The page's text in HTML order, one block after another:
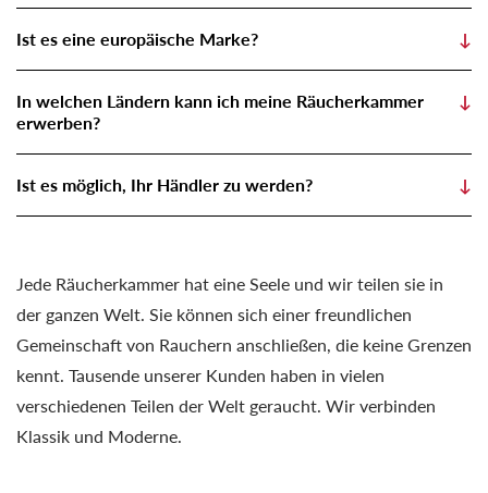
Jede Räucherkammer hat eine Seele und wir teilen sie in
der ganzen Welt. Sie können sich einer freundlichen
Gemeinschaft von Rauchern anschließen, die keine Grenzen
kennt. Tausende unserer Kunden haben in vielen
verschiedenen Teilen der Welt geraucht. Wir verbinden
Klassik und Moderne.
Ist es eine europäische Marke? ↓
In welchen Ländern kann ich meine Räucherkammer
erwerben?
↓
Ist es möglich, Ihr Händler zu werden? ↓